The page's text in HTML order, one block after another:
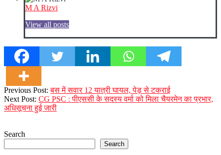
M A Rizvi
View all posts
2023-
10-
04
Previous Post:बस में सवार 12 यात्री घायल, पेड़ से टकराई
Next Post: CG PSC : पीएससी के सदस्य वर्मा को मिला चैयरमेन का प्रभार,
अधिसूचना हुई जारी
Search
Search